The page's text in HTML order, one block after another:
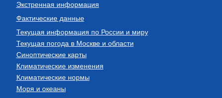
Экстренная информация
Фактические данные
Текущая информация по России и миру
Текущая погода в Москве и области
Синоптические карты
Климатические изменения
Климатические нормы
Моря и океаны